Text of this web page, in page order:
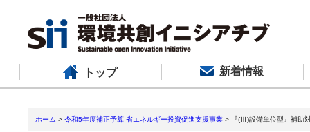
トップ 新着情報
ホーム > 令和5年度補正予算 省エネルギー投資促進支援事業 > 『(Ⅲ)設備単位型』補助